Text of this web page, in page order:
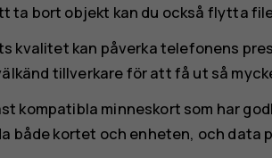
ta bort objekt kan du också flytta
kvalitet kan påverka telefonens
tillverkare för att få ut så
kompatibla minneskort som har
både kortet och enheten, och data